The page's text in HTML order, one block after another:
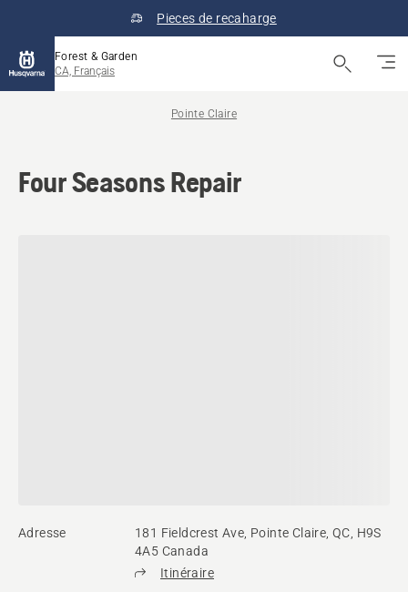
Pieces de recaharge
Forest & Garden
CA, Français
Pointe Claire
Four Seasons Repair
Adresse
181 Fieldcrest Ave, Pointe Claire, QC, H9S
4A5 Canada
Itinéraire